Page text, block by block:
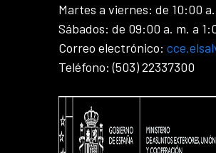
Martes a viernes: de 10:00
Sábados: de 09:00 a. m. a
Correo electrónico:
Teléfono: (503) 22337300